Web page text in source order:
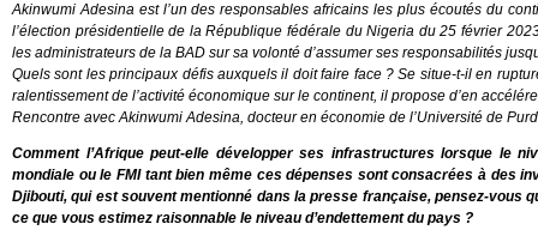
Akinwumi Adesina est l’un des responsables africains les plus écoutés du
l’élection présidentielle de la République fédérale du Nigeria du 25 février
les administrateurs de la BAD sur sa volonté d’assumer ses responsabilités
Quels sont les principaux défis auxquels il doit faire face ? Se situe-t-il en
ralentissement de l’activité économique sur le continent, il propose d’en
Rencontre avec Akinwumi Adesina, docteur en économie de l’Université de
Comment l’Afrique peut-elle développer ses infrastructures lorsque le
mondiale ou le FMI tant bien même ces dépenses sont consacrées à des
Djibouti, qui est souvent mentionné dans la presse française, pensez-vous
ce que vous estimez raisonnable le niveau d’endettement du pays ?